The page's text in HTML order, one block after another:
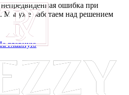
ошибка при
Мы уже работаем над решением
главную